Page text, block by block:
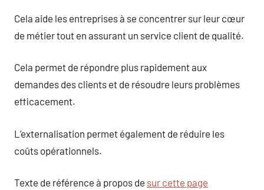
Cela aide les entreprises à se concentrer sur leur cœur
de métier tout en assurant un service client de qualité.
Cela permet de répondre plus rapidement aux
demandes des clients et de résoudre leurs problèmes
efficacement.
L’externalisation permet également de réduire les
coûts opérationnels.
Texte de référence à propos de sur cette page